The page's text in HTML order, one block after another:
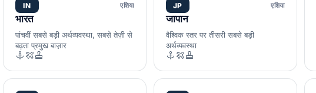
IN एशिया
भारत
पांचवीं सबसे बड़ी अर्थव्यवस्था, सबसे तेज़ी से
बढ़ता प्रमुख बाज़ार
JP एशिया
जापान
वैश्विक स्तर पर तीसरी सबसे बड़ी
अर्थव्यवस्था